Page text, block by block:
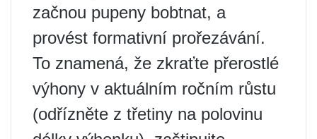
začnou pupeny bobtnat, a
provést formativní prořezávání.
To znamená, že zkraťte přerostlé
výhony v aktuálním ročním růstu
(odřízněte z třetiny na polovinu